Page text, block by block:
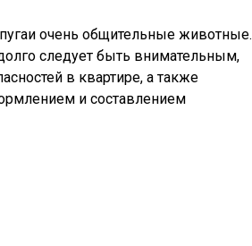
очень общительные животные.
следует быть внимательным,
в квартире, а также
и составлением